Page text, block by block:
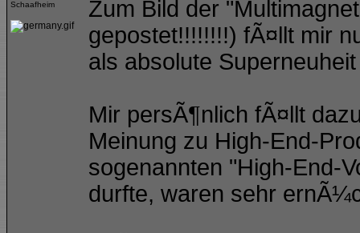
Schaafheim
Zum Bild der
gepostet!!!!!!!!) fÃ¤llt mir
als absolute
Mir persÃ¶nlich fÃ¤llt
Meinung zu High-End-
sogenannten "High-End-
durfte, waren sehr